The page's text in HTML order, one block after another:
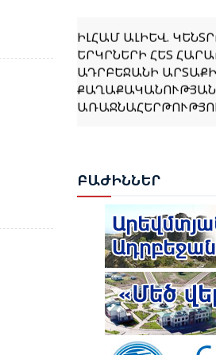
ԵՐԿՐՆԵՐԻ ՀԵՏ
ԱԴՐԲԵՋԱՆԻ
ՔԱՂԱՔԱԿԱՆՈՒԹՅԱՆ
ՋԱՆԵՍ ՆԱԶԱՐՅԱՆԸ
ԲԱՔՎՈՒՄ
ԹՈՒՐՔԻԱՆ ԵՐԲԵՔ
ԿԻՊՐԱԹՈՒՐՔ
ՔՈՒՅՐԵՐԻՆ
ԲԱԺԻՆՆԵՐ